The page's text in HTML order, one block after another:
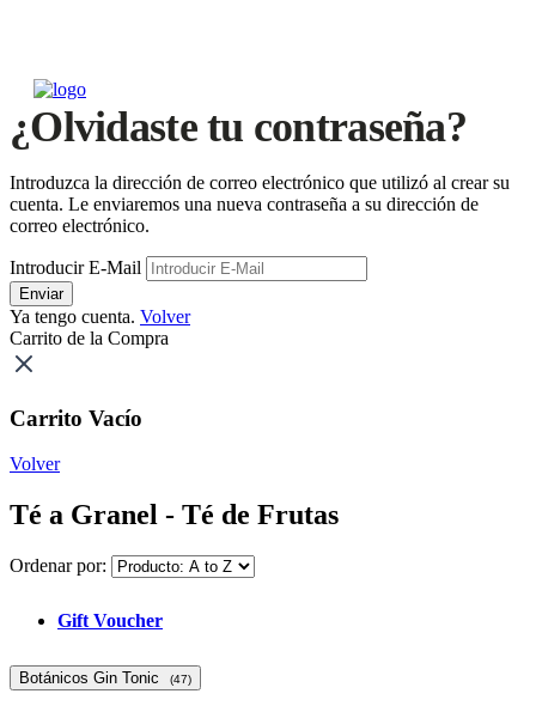
¿Olvidaste tu contraseña?
Introduzca la dirección de correo electrónico que utilizó al crear su
cuenta. Le enviaremos una nueva contraseña a su dirección de
correo electrónico.
Introducir E-Mail
Enviar
Ya tengo cuenta. Volver
Carrito de la Compra
Carrito Vacío
Volver
Té a Granel - Té de Frutas
Ordenar por:
Gift Voucher
Botánicos Gin Tonic (47)